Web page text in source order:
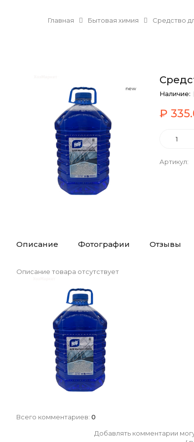
Главная Бытовая химия Средство
new
Наличие:
₽
Артикул:
Описание Фотографии Отзывы
Описание товара отсутствует
Всего комментариев:0
Добавлять комментарии